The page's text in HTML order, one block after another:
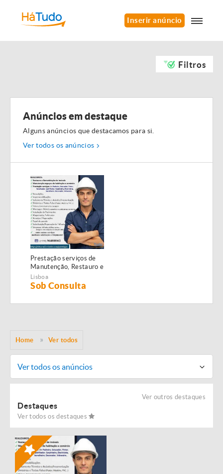
Inserir anúncio
Filtros
Anúncios em destaque
Alguns anúncios que destacamos para si.
Ver todos os anúncios
Prestação serviços de
Manutenção, Restauro e
Remodelação de
imóveis!
Lisboa
Sob Consulta
Home Ver todos
Ver todos os anúncios
Ver outros destaques
Destaques
Ver todos os destaques